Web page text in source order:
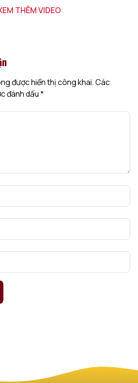
THÊM VIDEO
được hiển thị công khai.Các
đánh dấu*